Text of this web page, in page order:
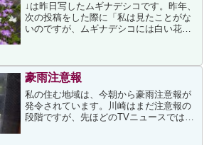
↓は昨日写したムギナデシコです。昨年、
次の投稿をした際に「私は見たことがな
いのですが、ムギナデシコには白い花も
コが由来となった「大和なでしこ」とい
う言葉がありますが、そ...
豪雨注意報
私の住む地域は、今朝から豪雨注意報が
発令されています。川崎はまだ注意報の
段階ですが、先ほどのTVニュースでは、